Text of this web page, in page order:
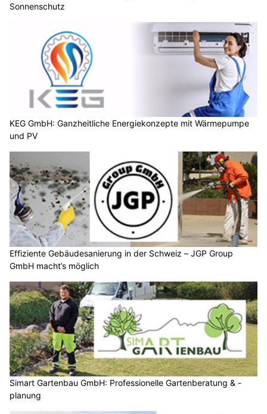
Sonnenschutz
KEG GmbH: Ganzheitliche Energiekonzepte mit Wärmepumpe
und PV
Effiziente Gebäudesanierung in der Schweiz – JGP Group
GmbH macht’s möglich
Simart Gartenbau GmbH: Professionelle Gartenberatung & -
planung